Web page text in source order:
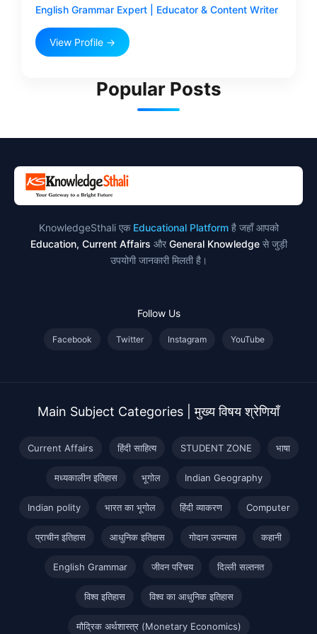
English Grammar Expert | Educator & Content Writer
View Profile →
Popular Posts
KnowledgeSthali एक Educational Platformहै जहाँ आपको
Education, Current Affairs और General Knowledgeसे जुड़ी
उपयोगी जानकारी मिलती है।
Follow Us
Facebook Twitter Instagram YouTube
Main Subject Categories | मुख्य विषय श्रेणियाँ
Current Affairs हिंदी साहित्य STUDENT ZONE भाषा
मध्यकालीन इतिहास भूगोल Indian Geography
Indian polity भारत का भूगोल हिंदी व्याकरण Computer
प्राचीन इतिहास आधुनिक इतिहास गोदान उपन्यास कहानी
English Grammar जीवन परिचय दिल्ली सल्तनत
विश्व इतिहास विश्व का आधुनिक इतिहास
मौद्रिक अर्थशास्त्र (Monetary Economics)